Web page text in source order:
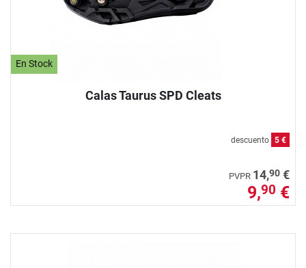
En Stock
Calas Taurus SPD Cleats
descuento 5 €
PVPR 14,90 €
9,90 €